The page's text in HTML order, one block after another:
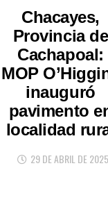
Chacayes,
Provincia de
Cachapoal:
MOP
inauguró
pavimento
localidad
29 DE ABRIL DE 2025